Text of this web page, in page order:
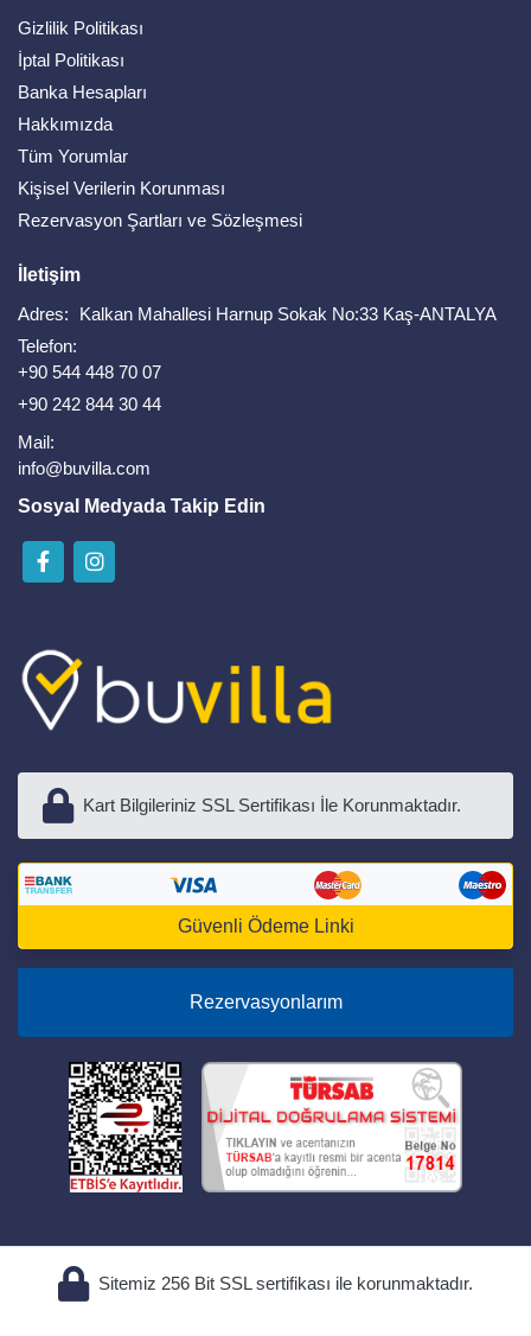
Gizlilik Politikası
İptal Politikası
Banka Hesapları
Hakkımızda
Tüm Yorumlar
Kişisel Verilerin Korunması
Rezervasyon Şartları ve Sözleşmesi
İletişim
Adres:
Kalkan Mahallesi Harnup Sokak No:33 Kaş-ANTALYA
Telefon:
+90 544 448 70 07
+90 242 844 30 44
Mail:
info@buvilla.com
Sosyal Medyada Takip Edin
Kart Bilgileriniz SSL Sertifikası İle Korunmaktadır.
Güvenli Ödeme Linki
Rezervasyonlarım
Sitemiz 256 Bit SSL sertifikası ile korunmaktadır.